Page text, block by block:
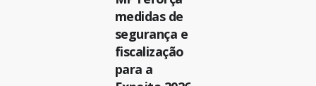
medidas de
segurança e
fiscalização
para a